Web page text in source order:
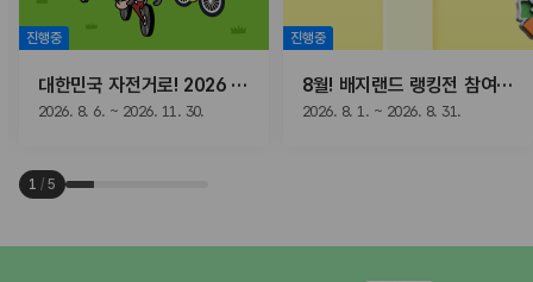
진행중
대한민국 자전거로! 2026 동네방네 라이딩
2026. 8. 6. ~ 2026. 11. 30.
진행중
8월! 배지랜드 랭킹전 참여하고, 선물받자!
2026. 8. 1. ~ 2026. 8. 31.
1 / 5